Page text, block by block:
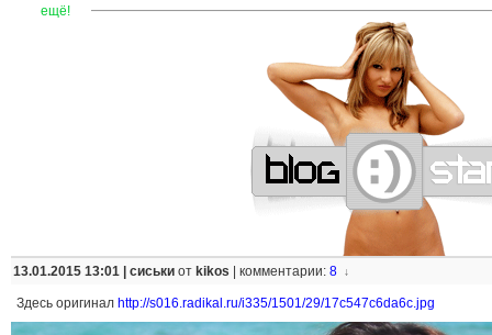
ещё! ——————————————————————
13.01.2015 13:01 | сиськи от kikos комментарии: 8 ↓
Здесь оригинал http://s016.radikal.ru/i335/1501/29/17c547c6da6c.jpg